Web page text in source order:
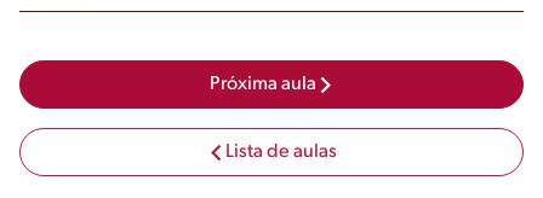
Próxima aula
Lista de aulas